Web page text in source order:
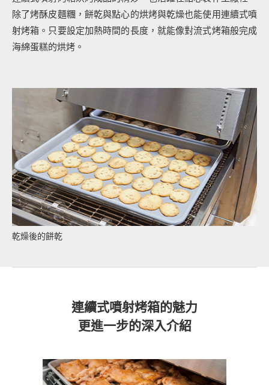
除了烤酥皮麵糰，餅乾與點心的烘烤與乾燥也能使用連續式噴
射烤箱。只要設定加熱時間的長度，就能像對流式烤箱般完成
海綿蛋糕的烘烤。
乾燥後的餅乾
連續式噴射烤箱的魅力
更進一步的深入介紹